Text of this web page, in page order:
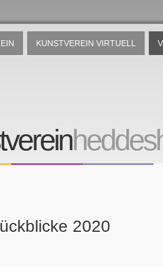
KUNSTVEREIN VIRTUELL
2020